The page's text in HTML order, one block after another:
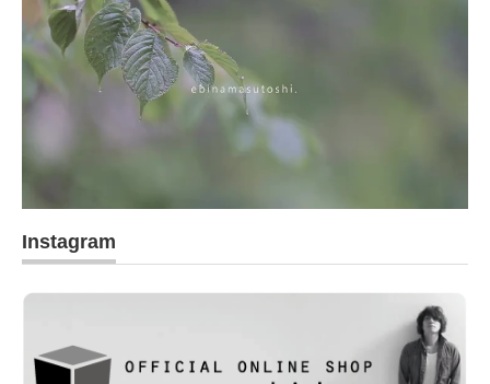
Instagram